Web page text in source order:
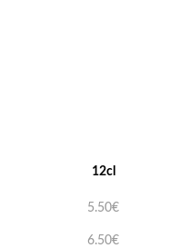
12cl
5.50€
6.50€